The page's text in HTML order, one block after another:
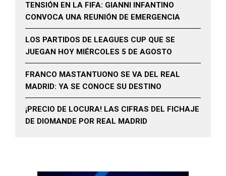
TENSIÓN EN LA FIFA: GIANNI INFANTINO
CONVOCA UNA REUNIÓN DE EMERGENCIA
LOS PARTIDOS DE LEAGUES CUP QUE SE
JUEGAN HOY MIÉRCOLES 5 DE AGOSTO
FRANCO MASTANTUONO SE VA DEL REAL
MADRID: YA SE CONOCE SU DESTINO
¡PRECIO DE LOCURA! LAS CIFRAS DEL FICHAJE
DE DIOMANDE POR REAL MADRID